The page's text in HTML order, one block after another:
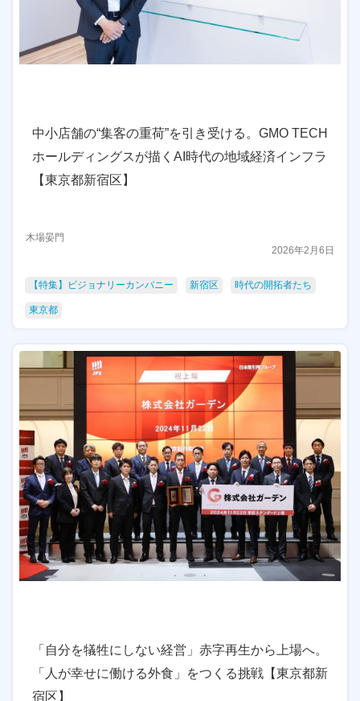
中小店舗の“集客の重荷”を引き受ける。GMO TECH
ホールディングスが描くAI時代の地域経済インフラ
【東京都新宿区】
木場晏門
2026年2月6日
【特集】ビジョナリーカンパニー 新宿区 時代の開拓者たち
東京都
「自分を犠牲にしない経営」赤字再生から上場へ。
「人が幸せに働ける外食」をつくる挑戦【東京都新
宿区】